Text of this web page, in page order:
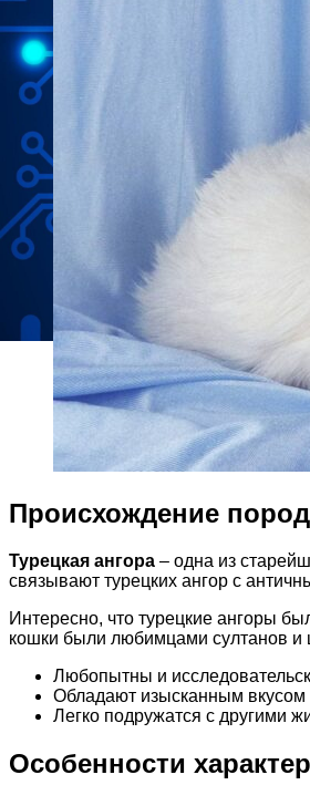
Происхождение
Турецкая ангора – одна из
связывают турецких ангор с
Интересно, что турецкие ангоры
кошки были любимцами султанов и
Любопытны и
Обладают изысканным вкусом
Легко подружатся с другими
Особенности